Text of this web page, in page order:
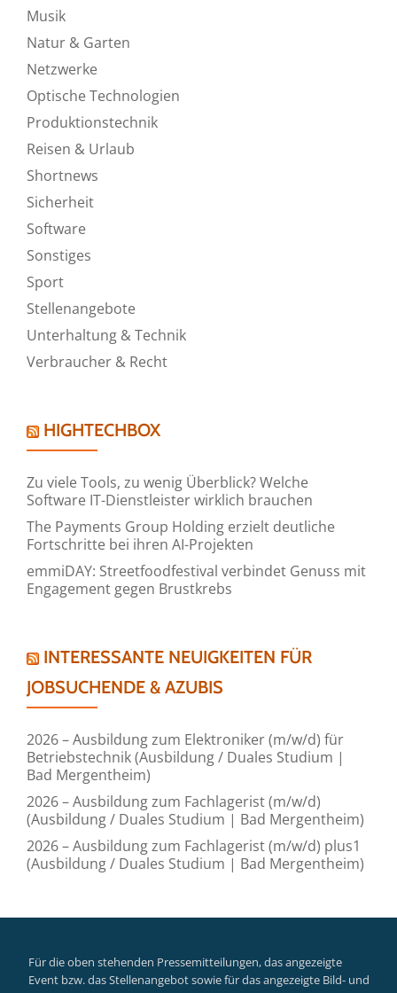
Musik
Natur & Garten
Netzwerke
Optische Technologien
Produktionstechnik
Reisen & Urlaub
Shortnews
Sicherheit
Software
Sonstiges
Sport
Stellenangebote
Unterhaltung & Technik
Verbraucher & Recht
HIGHTECHBOX
Zu viele Tools, zu wenig Überblick? Welche
Software IT-Dienstleister wirklich brauchen
The Payments Group Holding erzielt deutliche
Fortschritte bei ihren AI-Projekten
emmiDAY: Streetfoodfestival verbindet Genuss mit
Engagement gegen Brustkrebs
INTERESSANTE NEUIGKEITEN FÜR
JOBSUCHENDE & AZUBIS
2026 – Ausbildung zum Elektroniker (m/w/d) für
Betriebstechnik (Ausbildung / Duales Studium |
Bad Mergentheim)
2026 – Ausbildung zum Fachlagerist (m/w/d)
(Ausbildung / Duales Studium | Bad Mergentheim)
2026 – Ausbildung zum Fachlagerist (m/w/d) plus1
(Ausbildung / Duales Studium | Bad Mergentheim)
Für die oben stehenden Pressemitteilungen, das angezeigte
Event bzw. das Stellenangebot sowie für das angezeigte Bild- und